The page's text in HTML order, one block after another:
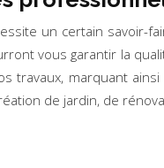
un certain
vous garantir la
travaux, marquant
de jardin, de